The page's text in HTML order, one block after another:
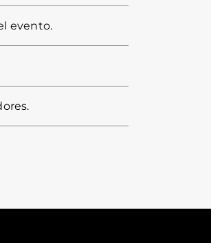
evento.